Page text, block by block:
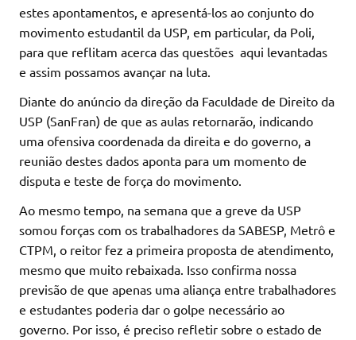
estes apontamentos, e apresentá-los ao conjunto do
movimento estudantil da USP, em particular, da Poli,
para que reflitam acerca das questões aqui levantadas
e assim possamos avançar na luta.
Diante do anúncio da direção da Faculdade de Direito da
USP (SanFran) de que as aulas retornarão, indicando
uma ofensiva coordenada da direita e do governo, a
reunião destes dados aponta para um momento de
disputa e teste de força do movimento.
Ao mesmo tempo, na semana que a greve da USP
somou forças com os trabalhadores da SABESP, Metrô e
CTPM, o reitor fez a primeira proposta de atendimento,
mesmo que muito rebaixada. Isso confirma nossa
previsão de que apenas uma aliança entre trabalhadores
e estudantes poderia dar o golpe necessário ao
governo. Por isso, é preciso refletir sobre o estado de